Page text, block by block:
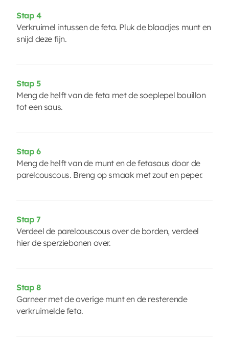
Stap 4
Verkruimel intussen de feta. Pluk de blaadjes munt en
snijd deze fijn.
Stap 5
Meng de helft van de feta met de soeplepel bouillon
tot een saus.
Stap 6
Meng de helft van de munt en de fetasaus door de
parelcouscous. Breng op smaak met zout en peper.
Stap 7
Verdeel de parelcouscous over de borden, verdeel
hier de sperziebonen over.
Stap 8
Garneer met de overige munt en de resterende
verkruimelde feta.